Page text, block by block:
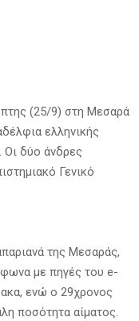
(25/9) στη Μεσαρά
ελληνικής
Οι δύο άνδρες
Γενικό
της Μεσαράς,
με πηγές του e-
ενώ ο 29χρονος
ποσότητα αίματος.